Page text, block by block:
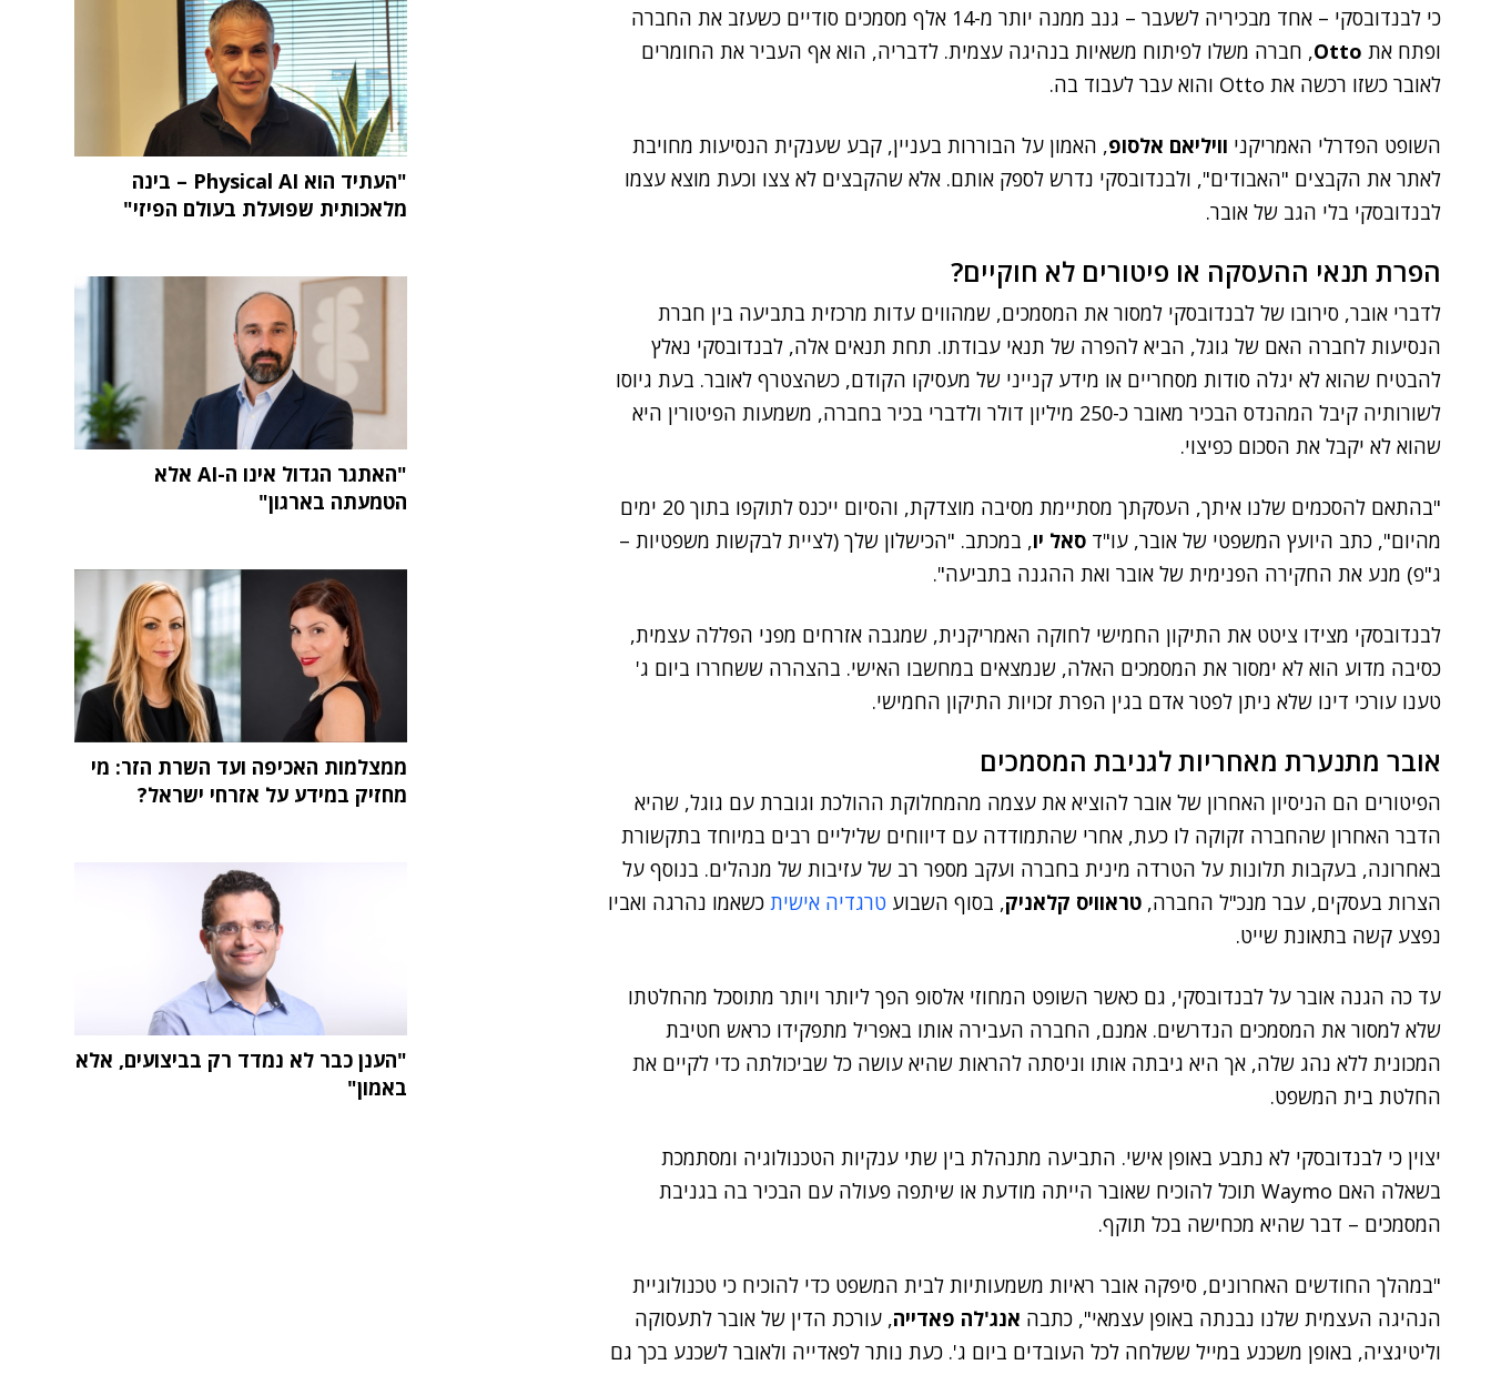
כי לבנדובסקי – אחד מבכיריה לשעבר – גנב ממנה יותר מ-14 אלף מסמכים סודיים כשעזב את החברה
ופתח את Otto, חברה משלו לפיתוח משאיות בנהיגה עצמית. לדבריה, הוא אף העביר את החומרים
לאובר כשזו רכשה את Otto והוא עבר לעבוד בה.
השופט הפדרלי האמריקני וויליאם אלסופ, האמון על הבוררות בעניין, קבע שענקית הנסיעות מחויבת
לאתר את הקבצים "האבודים", ולבנדובסקי נדרש לספק אותם. אלא שהקבצים לא צצו וכעת מוצא עצמו
לבנדובסקי בלי הגב של אובר.
הפרת תנאי ההעסקה או פיטורים לא חוקיים?
לדברי אובר, סירובו של לבנדובסקי למסור את המסמכים, שמהווים עדות מרכזית בתביעה בין חברת
הנסיעות לחברה האם של גוגל, הביא להפרה של תנאי עבודתו. תחת תנאים אלה, לבנדובסקי נאלץ
להבטיח שהוא לא יגלה סודות מסחריים או מידע קנייני של מעסיקו הקודם, כשהצטרף לאובר. בעת גיוסו
לשורותיה קיבל המהנדס הבכיר מאובר כ-250 מיליון דולר ולדברי בכיר בחברה, משמעות הפיטורין היא
שהוא לא יקבל את הסכום כפיצוי.
"בהתאם להסכמים שלנו איתך, העסקתך מסתיימת מסיבה מוצדקת, והסיום ייכנס לתוקפו בתוך 20 ימים
מהיום", כתב היועץ המשפטי של אובר, עו"ד סאל יו, במכתב. "הכישלון שלך (לציית לבקשות משפטיות –
ג"פ) מנע את החקירה הפנימית של אובר ואת ההגנה בתביעה".
לבנדובסקי מצידו ציטט את התיקון החמישי לחוקה האמריקנית, שמגבה אזרחים מפני הפללה עצמית,
כסיבה מדוע הוא לא ימסור את המסמכים האלה, שנמצאים במחשבו האישי. בהצהרה ששחררו ביום ג'
טענו עורכי דינו שלא ניתן לפטר אדם בגין הפרת זכויות התיקון החמישי.
אובר מתנערת מאחריות לגניבת המסמכים
הפיטורים הם הניסיון האחרון של אובר להוציא את עצמה מהמחלוקת ההולכת וגוברת עם גוגל, שהיא
הדבר האחרון שהחברה זקוקה לו כעת, אחרי שהתמודדה עם דיווחים שליליים רבים במיוחד בתקשורת
באחרונה, בעקבות תלונות על הטרדה מינית בחברה ועקב מספר רב של עזיבות של מנהלים. בנוסף על
הצרות בעסקים, עבר מנכ"ל החברה, טראוויס קלאניק, בסוף השבוע טרגדיה אישית כשאמו נהרגה ואביו
נפצע קשה בתאונת שייט.
עד כה הגנה אובר על לבנדובסקי, גם כאשר השופט המחוזי אלסופ הפך ליותר ויותר מתוסכל מהחלטתו
שלא למסור את המסמכים הנדרשים. אמנם, החברה העבירה אותו באפריל מתפקידו כראש חטיבת
המכונית ללא נהג שלה, אך היא גיבתה אותו וניסתה להראות שהיא עושה כל שביכולתה כדי לקיים את
החלטת בית המשפט.
יצוין כי לבנדובסקי לא נתבע באופן אישי. התביעה מתנהלת בין שתי ענקיות הטכנולוגיה ומסתמכת
בשאלה האם Waymo תוכל להוכיח שאובר הייתה מודעת או שיתפה פעולה עם הבכיר בה בגניבת
המסמכים – דבר שהיא מכחישה בכל תוקף.
"במהלך החודשים האחרונים, סיפקה אובר ראיות משמעותיות לבית המשפט כדי להוכיח כי טכנולוגיית
הנהיגה העצמית שלנו נבנתה באופן עצמאי", כתבה אנג'לה פאדייה, עורכת הדין של אובר לתעסוקה
וליטיגציה, באופן משכנע במייל ששלחה לכל העובדים ביום ג'. כעת נותר לפאדייה ולאובר לשכנע בכך גם
"העתיד הוא Physical AI – בינה
מלאכותית שפועלת בעולם הפיזי"
"האתגר הגדול אינו ה-AI אלא
הטמעתה בארגון"
ממצלמות האכיפה ועד השרת הזר: מי
מחזיק במידע על אזרחי ישראל?
"הענן כבר לא נמדד רק בביצועים, אלא
באמון"